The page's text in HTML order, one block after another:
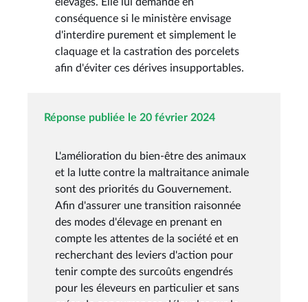
conséquence si le ministère envisage
d'interdire purement et simplement le
claquage et la castration des porcelets
afin d'éviter ces dérives insupportables.
Réponse publiée le 20 février 2024
L'amélioration du bien-être des animaux
et la lutte contre la maltraitance animale
sont des priorités du Gouvernement.
Afin d'assurer une transition raisonnée
des modes d'élevage en prenant en
compte les attentes de la société et en
recherchant des leviers d'action pour
tenir compte des surcoûts engendrés
pour les éleveurs en particulier et sans